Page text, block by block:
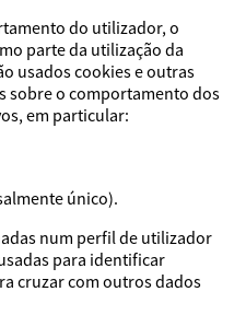
do utilizador, o
parte da utilização da
usados cookies e outras
sobre o comportamento dos
em particular:
único).
num perfil de utilizador
para identificar
cruzar com outros dados